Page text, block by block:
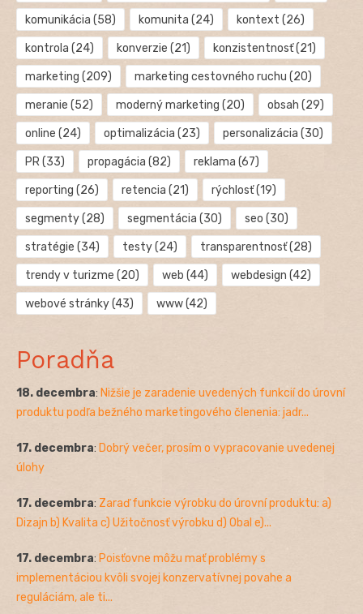
komunikácia (58) komunita (24) kontext (26)
kontrola (24) konverzie (21) konzistentnosť(21)
marketing (209) marketing cestovného ruchu (20)
meranie (52) moderný marketing (20) obsah (29)
online (24) optimalizácia (23) personalizácia (30)
PR(33) propagácia (82) reklama (67)
reporting (26) retencia (21) rýchlosť(19)
segmenty(28) segmentácia (30) seo (30)
stratégie (34) testy(24) transparentnosť(28)
trendy v turizme (20) web (44) webdesign (42)
webové stránky(43) www(42)
Poradňa
18. decembra: Nižšie je zaradenie uvedených funkcií do úrovní
produktu podľa bežného marketingového členenia: jadr...
17. decembra: Dobrý večer, prosím o vypracovanie uvedenej
úlohy
17. decembra: Zaraď funkcie výrobku do úrovní produktu: a)
Dizajn b) Kvalita c) Užitočnosť výrobku d) Obal e)...
17. decembra: Poisťovne môžu mať problémy s
implementáciou kvôli svojej konzervatívnej povahe a
reguláciám, ale ti...